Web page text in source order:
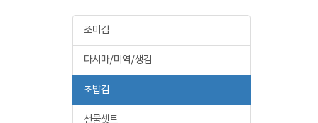
조미김
다시마/미역/생김
초밥김
선물셋트